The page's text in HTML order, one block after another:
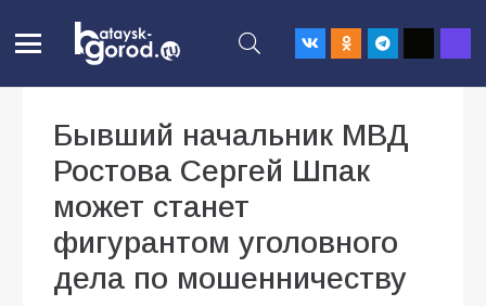
Бывший начальник МВД
Ростова Сергей Шпак
может станет
фигурантом уголовного
дела по мошенничеству